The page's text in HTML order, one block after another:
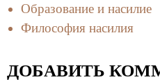
Образование и насилие
Философия насилия
ДОБАВИТЬ